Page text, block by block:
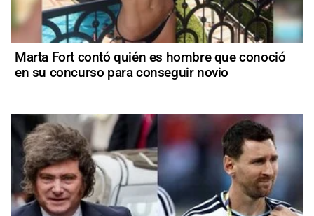
Marta Fort contó quién es hombre que conoció
en su concurso para conseguir novio